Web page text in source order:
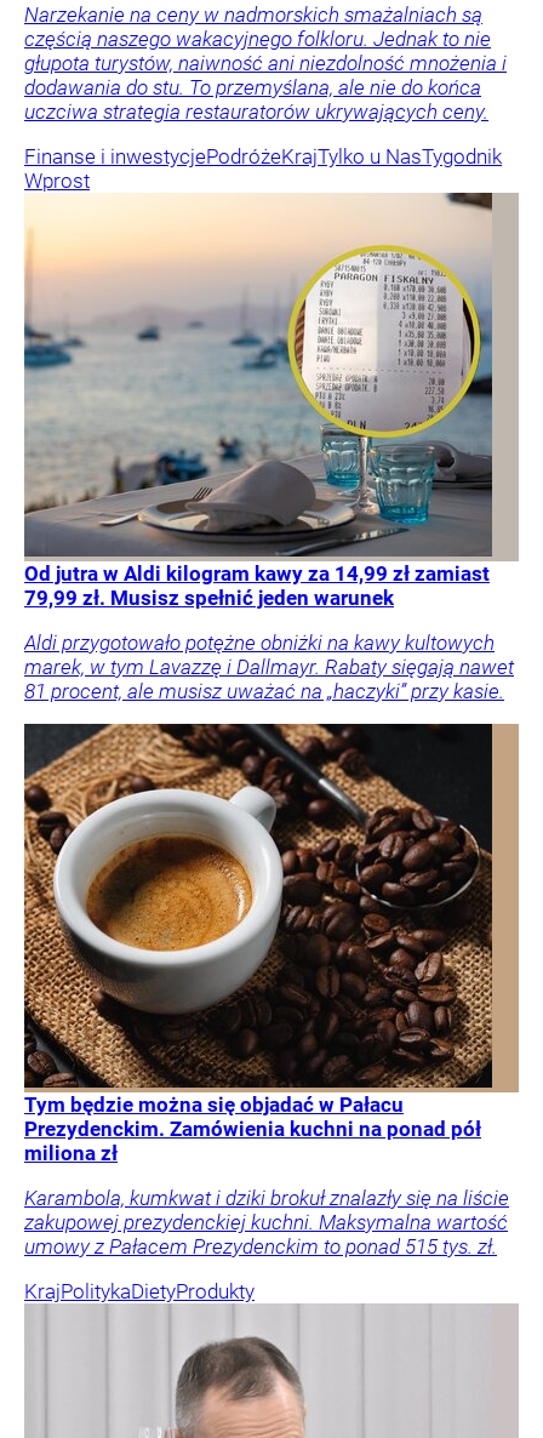
Narzekanie na ceny w nadmorskich smażalniach są
częścią naszego wakacyjnego folkloru. Jednak to nie
głupota turystów, naiwność ani niezdolność mnożenia i
dodawania do stu. To przemyślana, ale nie do końca
uczciwa strategia restauratorów ukrywających ceny.
Finanse i inwestycjePodróżeKrajTylko u NasTygodnik
Wprost
Od jutra w Aldi kilogram kawy za 14,99 zł zamiast
79,99 zł. Musisz spełnić jeden warunek
Aldi przygotowało potężne obniżki na kawy kultowych
marek, w tym Lavazzę i Dallmayr. Rabaty sięgają nawet
81 procent, ale musisz uważać na „haczyki” przy kasie.
Tym będzie można się objadać w Pałacu
Prezydenckim. Zamówienia kuchni na ponad pół
miliona zł
Karambola, kumkwat i dziki brokuł znalazły się na liście
zakupowej prezydenckiej kuchni. Maksymalna wartość
umowy z Pałacem Prezydenckim to ponad 515 tys. zł.
KrajPolitykaDietyProdukty